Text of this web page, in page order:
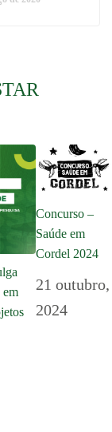
em
Concurso –
Saúde em
Cordel 2024
21 outubro,
2024